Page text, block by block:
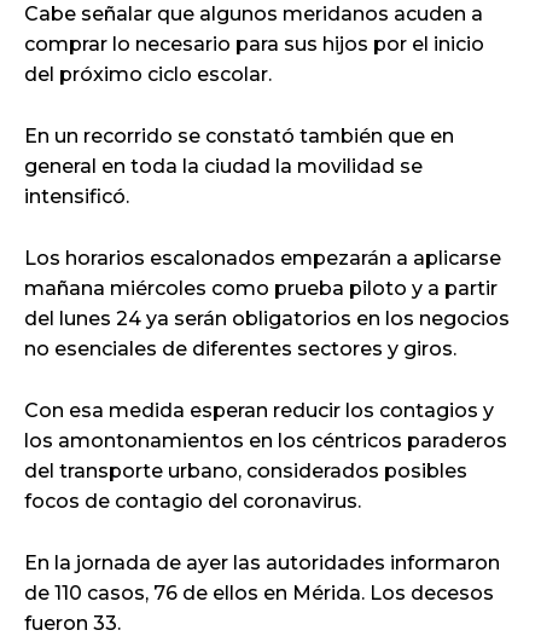
Cabe señalar que algunos meridanos acuden a
comprar lo necesario para sus hijos por el inicio
del próximo ciclo escolar.
En un recorrido se constató también que en
general en toda la ciudad la movilidad se
intensificó.
Los horarios escalonados empezarán a aplicarse
mañana miércoles como prueba piloto y a partir
del lunes 24 ya serán obligatorios en los negocios
no esenciales de diferentes sectores y giros.
Con esa medida esperan reducir los contagios y
los amontonamientos en los céntricos paraderos
del transporte urbano, considerados posibles
focos de contagio del coronavirus.
En la jornada de ayer las autoridades informaron
de 110 casos, 76 de ellos en Mérida. Los decesos
fueron 33.